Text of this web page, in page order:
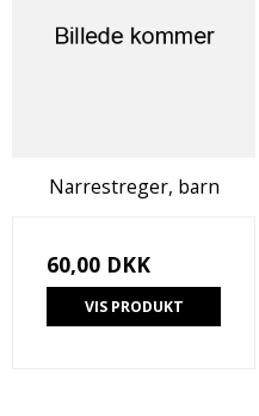
Narrestreger, barn
60,00 DKK
VIS PRODUKT